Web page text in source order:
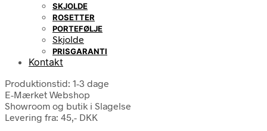
SKJOLDE
ROSETTER
PORTEFØLJE
Skjolde
PRISGARANTI
Kontakt
Produktionstid: 1-3 dage
E-Mærket Webshop
Showroom og butik i Slagelse
Levering fra: 45,- DKK